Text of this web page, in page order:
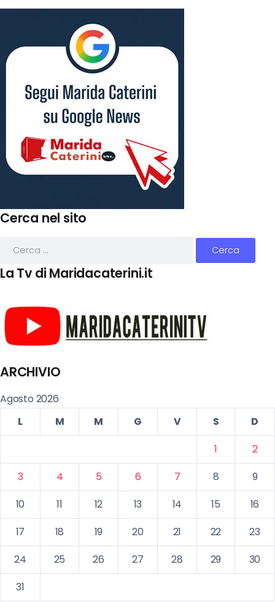
Cerca nel sito
La Tv di Maridacaterini.it
ARCHIVIO
Agosto 2026
L
M M G V S
D
1
2
3
4 5 6 7 8
9
10
11 12 13 14 15
16
17
18 19 20 21 22
23
24
25 26 27 28 29
30
31